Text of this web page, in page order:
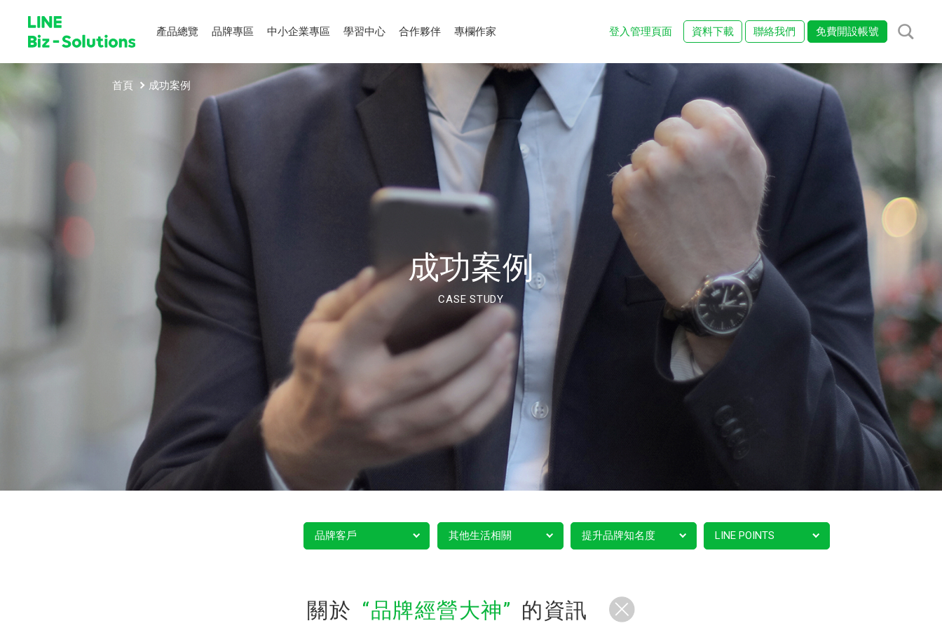
產品總覽 品牌專區 中小企業專區 學習中心 合作夥伴 專欄作家 登入管理頁面 資料下載 聯絡我們 免費開設帳號
首頁 成功案例
成功案例
CASE STUDY
品牌客戶 其他生活相關 提升品牌知名度 LINE POINTS
關於 品牌經營大神 的資訊